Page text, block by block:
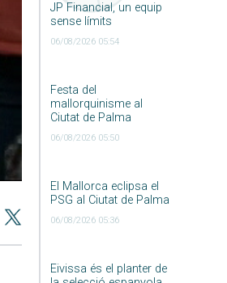
JP Financial, un equip
sense límits
06/08/2026 05:54
Festa del
mallorquinisme al
Ciutat de Palma
06/08/2026 05:50
El Mallorca eclipsa el
PSG al Ciutat de Palma
06/08/2026 05:36
Eivissa és el planter de